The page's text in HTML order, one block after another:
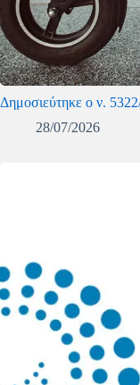
Δημοσιεύτηκε ο ν.
28/07/2026